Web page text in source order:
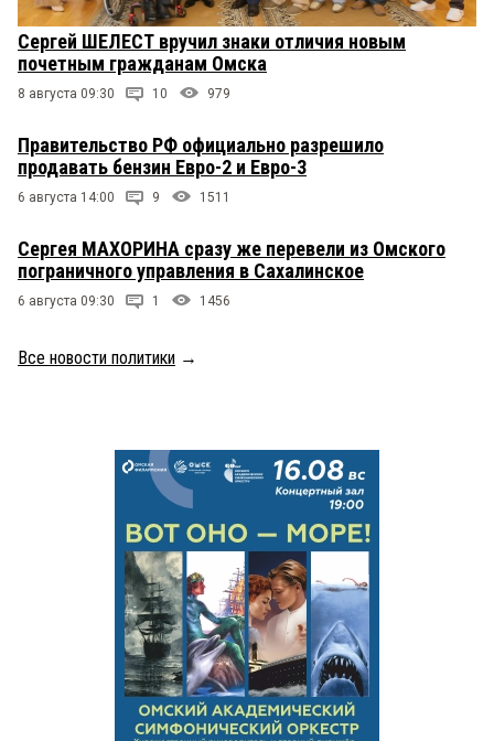
Сергей ШЕЛЕСТ вручил знаки отличия новым
почетным гражданам Омска
8 августа 09:30 10 979
Правительство РФ официально разрешило
продавать бензин Евро-2 и Евро-3
6 августа 14:00 9 1511
Сергея МАХОРИНА сразу же перевели из Омского
пограничного управления в Сахалинское
6 августа 09:30 1 1456
Все новости политики →